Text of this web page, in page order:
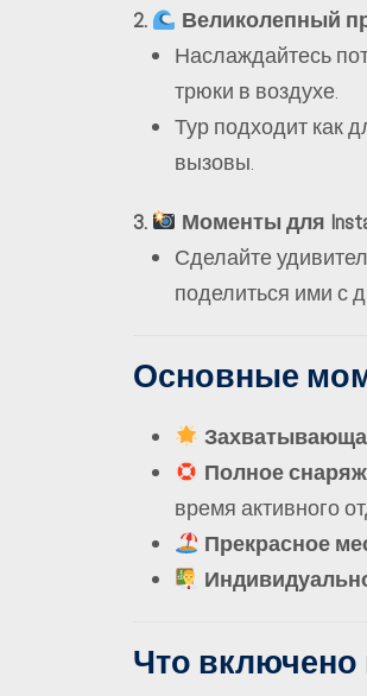
2.
Великолепный
Наслаждайтесь
трюки в воздухе.
Тур подходит как
вызовы.
3.
Моменты для
Сделайте
поделиться ими с
Основные
Полное
время активного
Прекрасное
Что включено